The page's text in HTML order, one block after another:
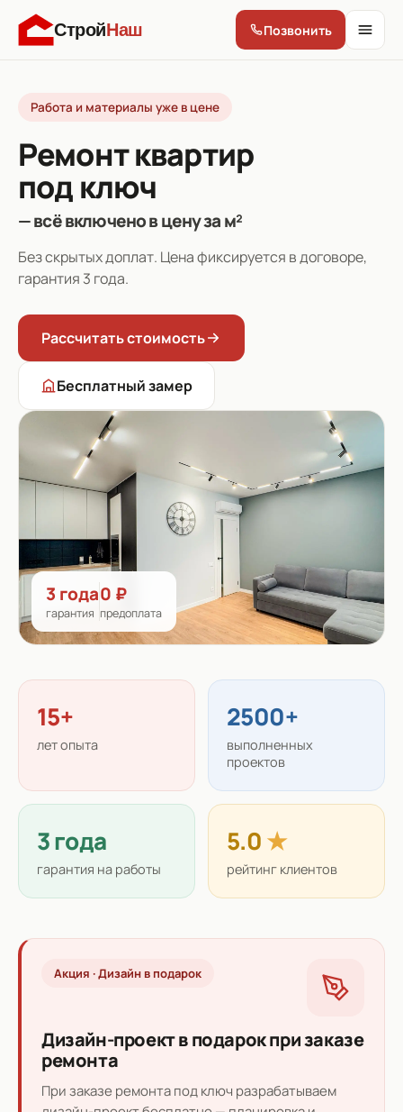
СтройНаш Позвонить
Работа и материалы уже в цене
Ремонт квартир
под ключ
— всё включено в цену за м²
Без скрытых доплат. Цена фиксируется в договоре,
гарантия 3 года.
Рассчитать стоимость
Бесплатный замер
3 года
гарантия
0 ₽
предоплата
15+
лет опыта
2500+
выполненных
проектов
3 года
гарантия на работы
5.0★
рейтинг клиентов
Акция · Дизайн в подарок
Дизайн-проект в подарок при заказе
ремонта
При заказе ремонта под ключ разрабатываем